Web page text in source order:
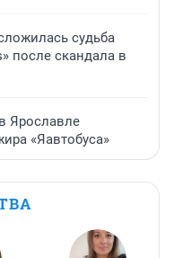
судьба
после скандала в
Ярославле
«Яавтобуса»